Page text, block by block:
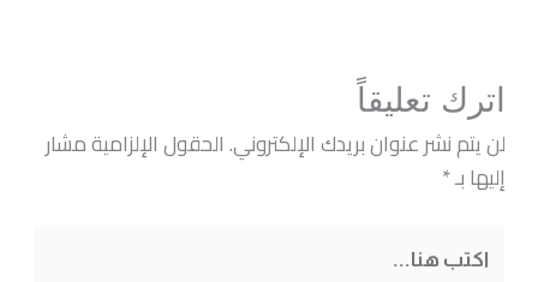
اترك تعليقاً
لن يتم نشر عنوان بريدك الإلكتروني.الحقول الإلزامية مشار
إليها بـ*
هنا...